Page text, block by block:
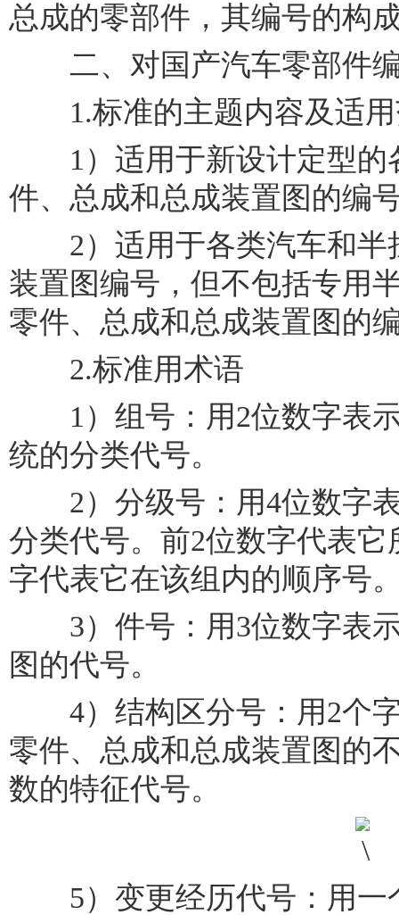
总成的零部件，其编号的构
二、对国产汽车零部件编
1.标准的主题内容及适用
1）适用于新设计定型的
件、总成和总成装置图的编
2）适用于各类汽车和半
装置图编号，但不包括专用
零件、总成和总成装置图的
2.标准用术语
1）组号：用2位数字表示
统的分类代号。
2）分级号：用4位数字表
分类代号。前2位数字代表
字代表它在该组内的顺序号
3）件号：用3位数字表示
图的代号。
4）结构区分号：用2个字
零件、总成和总成装置图的
数的特征代号。
5）变更经历代号：用一